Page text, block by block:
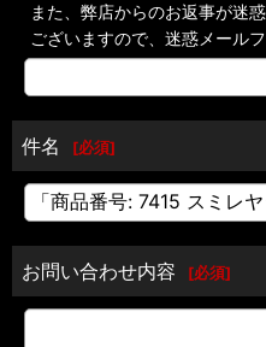
また、弊店からのお返事が迷
ございますので、迷惑メール
件名 [必須]
お問い合わせ内容 [必須]